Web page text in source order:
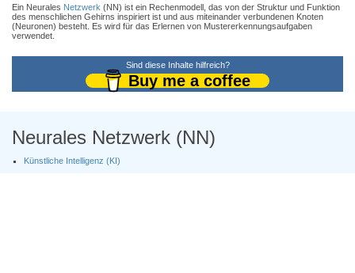
Ein Neurales Netzwerk (NN) ist ein Rechenmodell, das von der Struktur und Funktion
des menschlichen Gehirns inspiriert ist und aus miteinander verbundenen Knoten
(Neuronen) besteht. Es wird für das Erlernen von Mustererkennungsaufgaben
verwendet.
Sind diese Inhalte hilfreich?
Buy me a coffee
Neurales Netzwerk (NN)
Künstliche Intelligenz (KI)